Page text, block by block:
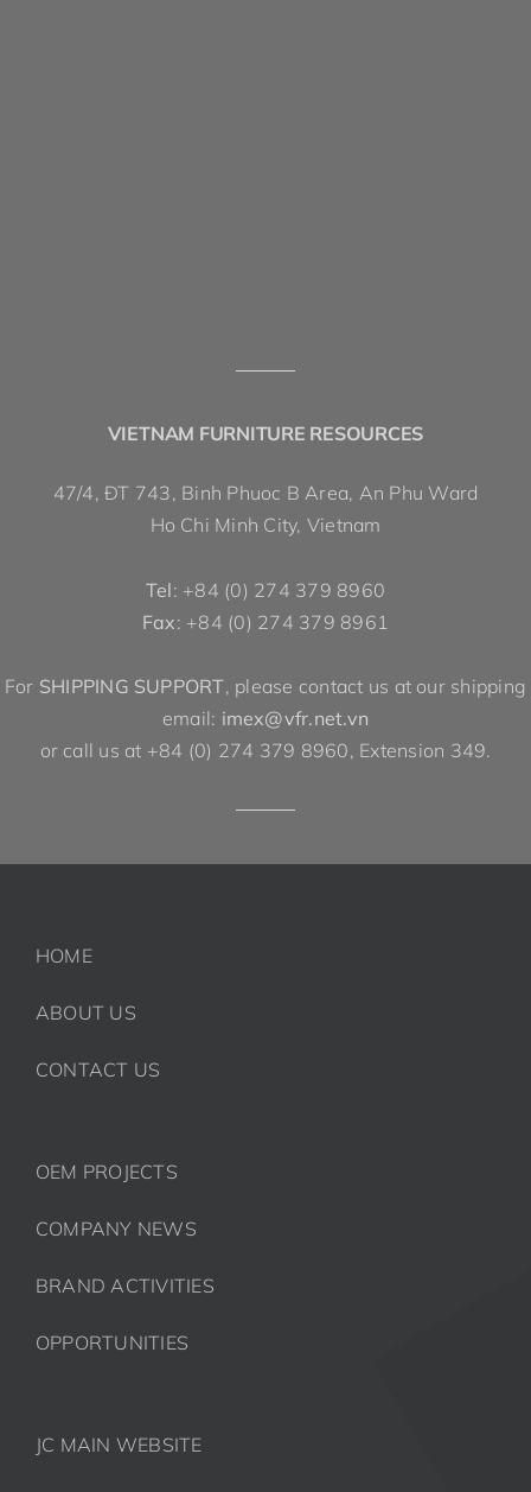
VIETNAM FURNITURE RESOURCES
47/4, ĐT 743, Binh Phuoc B Area, An Phu Ward
Ho Chi Minh City, Vietnam
Tel: +84 (0) 274 379 8960
Fax: +84 (0) 274 379 8961
For SHIPPING SUPPORT, please contact us at our shipping
email: imex@vfr.net.vn
or call us at +84 (0) 274 379 8960, Extension 349.
HOME
ABOUT US
CONTACT US
OEM PROJECTS
COMPANY NEWS
BRAND ACTIVITIES
OPPORTUNITIES
JC MAIN WEBSITE